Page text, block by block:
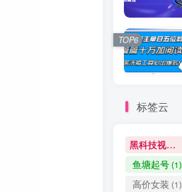
TOP6
标签云
黑科技视频搬运
鱼塘起号(1)
高价女装 (1)